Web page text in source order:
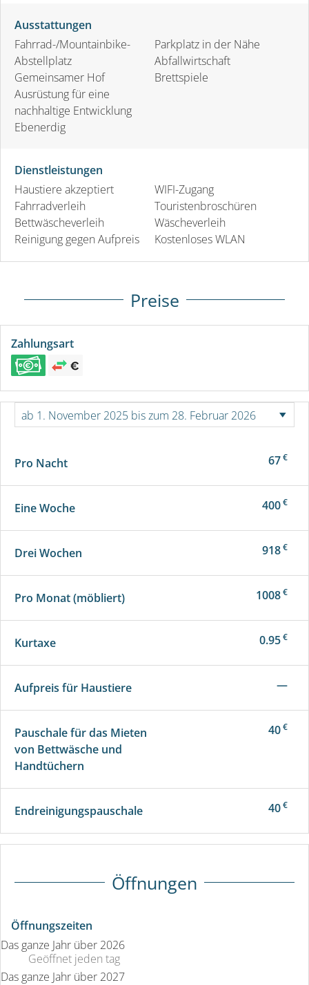
Ausstattungen
Fahrrad-/Mountainbike-
Abstellplatz
Gemeinsamer Hof
Ausrüstung für eine
nachhaltige Entwicklung
Ebenerdig
Parkplatz in der Nähe
Abfallwirtschaft
Brettspiele
Dienstleistungen
Haustiere akzeptiert
Fahrradverleih
Bettwäscheverleih
Reinigung gegen Aufpreis
WIFI-Zugang
Touristenbroschüren
Wäscheverleih
Kostenloses WLAN
Preise
Zahlungsart
Pro Nacht 67€
Eine Woche 400€
Drei Wochen 918€
Pro Monat (möbliert) 1008€
Kurtaxe 0.95€
Aufpreis für Haustiere —
Pauschale für das Mieten
von Bettwäsche und
Handtüchern
40€
Endreinigungspauschale 40€
Öffnungen
Öffnungszeiten
Das ganze Jahr über 2026
Geöffnet jeden tag
Das ganze Jahr über 2027